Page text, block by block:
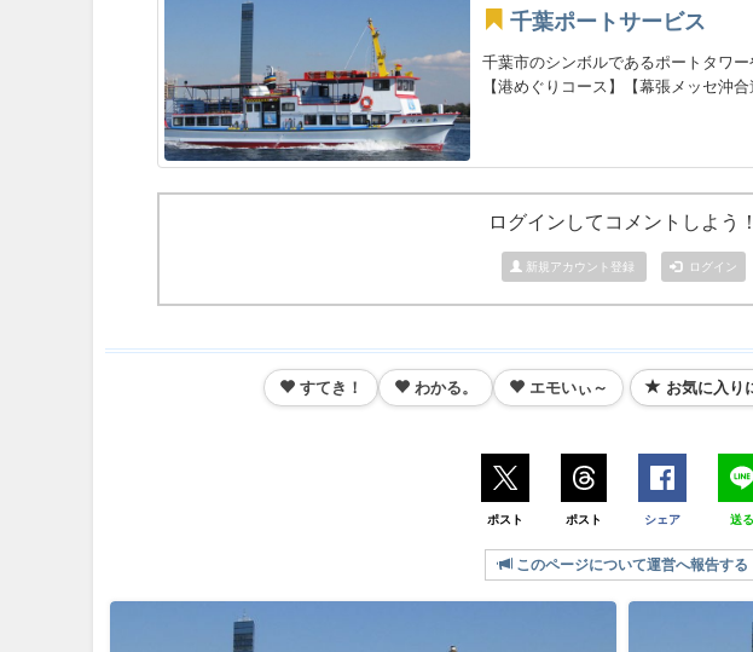
千葉ポートサービス
千葉市のシンボルであるポートタワ
【港めぐりコース】【幕張メッセ沖
ログインしてコメントしよう！
新規アカウント登録 ログイン
すてき！ わかる。 エモいぃ～ お気に入り
ポスト ポスト シェア 送る
このページについて運営へ報告する